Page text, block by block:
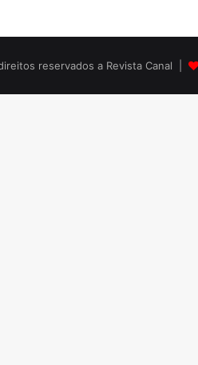
reservados a Revista Canal |